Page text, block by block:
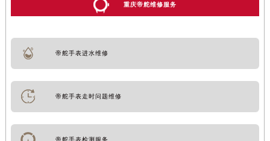
重庆帝舵维修服务
帝舵手表进水维修
帝舵手表走时问题维修
帝舵手表检测服务